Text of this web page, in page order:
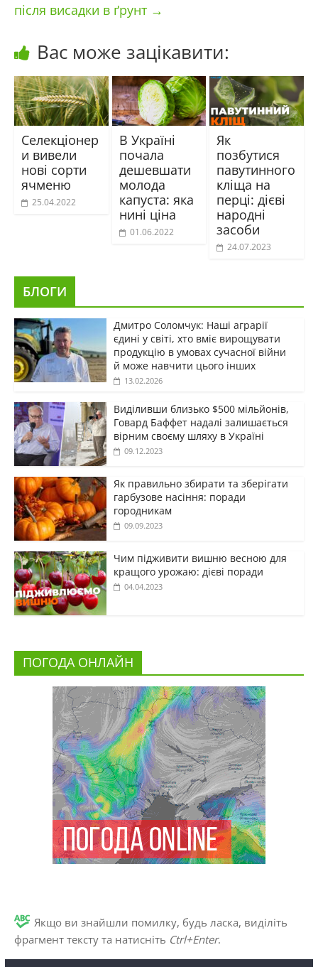
після висадки в ґрунт →
Вас може зацікавити:
Селекціонер
и вивели
нові сорти
ячменю
25.04.2022
В Україні
почала
дешевшати
молода
капуста: яка
нині ціна
01.06.2022
Як
позбутися
павутинного
кліща на
перці: дієві
народні
засоби
24.07.2023
БЛОГИ
Дмитро Соломчук: Наші аграрії
єдині у світі, хто вміє вирощувати
продукцію в умовах сучасної війни
й може навчити цього інших
13.02.2026
Виділивши близько $500 мільйонів,
Говард Баффет надалі залишається
вірним своєму шляху в Україні
09.12.2023
Як правильно збирати та зберігати
гарбузове насіння: поради
городникам
09.09.2023
Чим підживити вишню весною для
кращого урожаю: дієві поради
04.04.2023
ПОГОДА ОНЛАЙН
Якщо ви знайшли помилку, будь ласка, виділіть
фрагмент тексту та натисніть Ctrl+Enter.